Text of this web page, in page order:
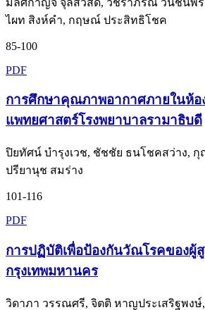
ไผท สิงห์คำ, กฤษณ์ ประสิทธิโชค
85-100
PDF
การศึกษาคุณภาพอากาศภายในห้
แพทยศาสตร์โรงพยาบาลรามาธิบดี
ปิยทัศน์ บำรุงเวช, ชัชชัย ธนโชคสว่าง,
ปรียานุช สมร่าง
101-116
PDF
การปฏิบัติเพื่อป้องกันวัณโรคของผู้สู
กรุงเทพมหานคร
วิดาภา วรรณศรี, จิตติ หาญประเสริฐพง